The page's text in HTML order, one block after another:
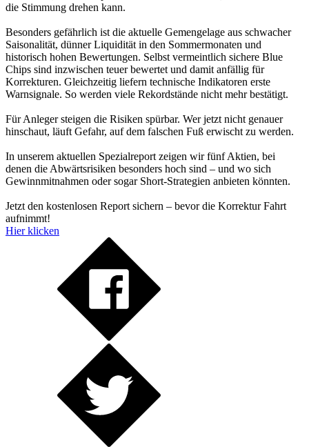
die Stimmung drehen kann.
Besonders gefährlich ist die aktuelle Gemengelage aus schwacher
Saisonalität, dünner Liquidität in den Sommermonaten und
historisch hohen Bewertungen. Selbst vermeintlich sichere Blue
Chips sind inzwischen teuer bewertet und damit anfällig für
Korrekturen. Gleichzeitig liefern technische Indikatoren erste
Warnsignale. So werden viele Rekordstände nicht mehr bestätigt.
Für Anleger steigen die Risiken spürbar. Wer jetzt nicht genauer
hinschaut, läuft Gefahr, auf dem falschen Fuß erwischt zu werden.
In unserem aktuellen Spezialreport zeigen wir fünf Aktien, bei
denen die Abwärtsrisiken besonders hoch sind – und wo sich
Gewinnmitnahmen oder sogar Short-Strategien anbieten könnten.
Jetzt den kostenlosen Report sichern – bevor die Korrektur Fahrt
aufnimmt!
Hier klicken